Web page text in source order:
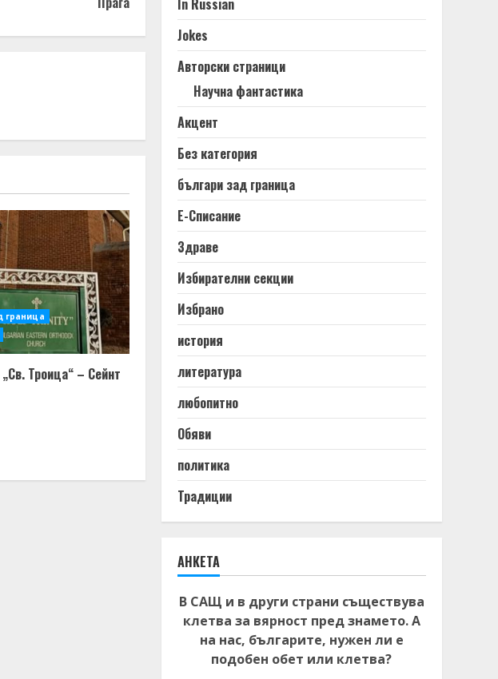
граница
Троица“ – Сейнт
In Russian
Jokes
Авторски страници
Научна фантастика
Акцент
Без категория
българи зад граница
Е-Списание
Здраве
Избирателни секции
Избрано
история
литература
любопитно
Обяви
политика
Традиции
АНКЕТА
В САЩ и в други страни съществува
клетва за вярност пред знамето. А
на нас, българите, нужен ли е
подобен обет или клетва?